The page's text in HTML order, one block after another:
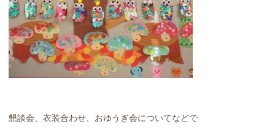
懇談会、衣装合わせ、おゆうぎ会についてなどで